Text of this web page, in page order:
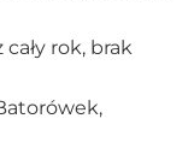
rok, brak